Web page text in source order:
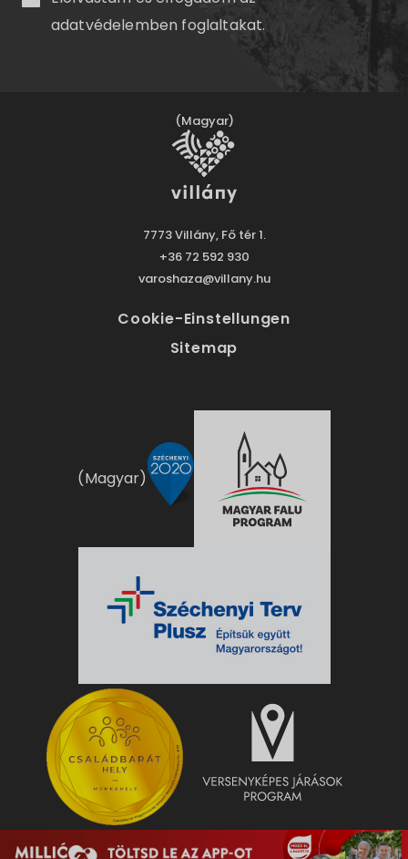
adatvédelemben foglaltakat.
(Magyar)
7773 Villány, Fő tér 1.
+36 72 592 930
varoshaza@villany.hu
Cookie-Einstellungen
Sitemap
(Magyar)